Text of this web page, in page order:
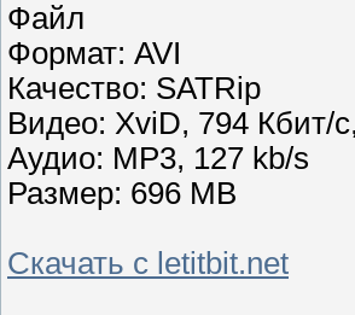
Файл
Формат: AVI
Качество: SATRip
Видео: XviD, 794 Кбит/
Аудио: MP3, 127 kb/s
Размер: 696 MB
Скачать с letitbit.net